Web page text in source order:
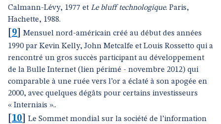
Calmann-Lévy, 1977 et Le bluff technologique. Paris,
Hachette, 1988.
9
Mensuel nord-américain créé au début des années
1990 par Kevin Kelly, John Metcalfe et Louis Rossetto qui a
rencontré un gros succès participant au développement
de la Bulle Internet (lien périmé - novembre 2012) qui
comparable à une ruée vers l’or a éclaté à son apogée en
2000, avec quelques dégâts pour certains investisseurs
« Interniais »..
10
Le Sommet mondial sur la société de l’information